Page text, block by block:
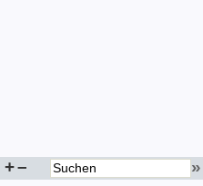
+– »